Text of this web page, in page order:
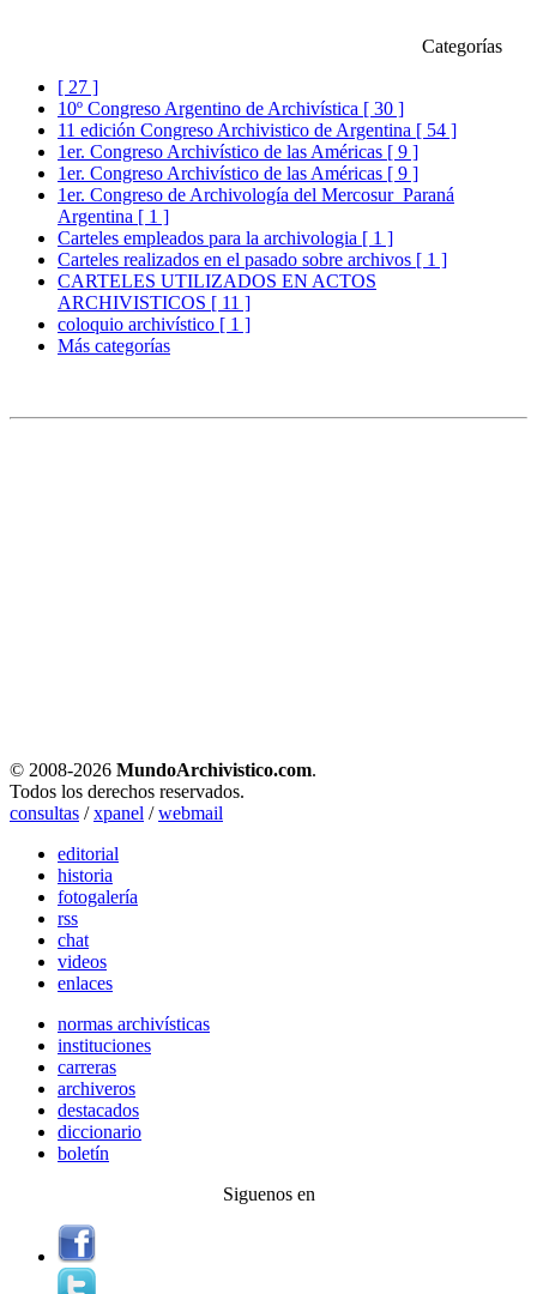
Categorías
[ 27 ]
10º Congreso Argentino de Archivística [ 30 ]
11 edición Congreso Archivistico de Argentina [ 54 ]
1er. Congreso Archivístico de las Américas [ 9 ]
1er. Congreso Archivístico de las Américas [ 9 ]
1er. Congreso de Archivología del Mercosur_Paraná
Argentina [ 1 ]
Carteles empleados para la archivologia [ 1 ]
Carteles realizados en el pasado sobre archivos [ 1 ]
CARTELES UTILIZADOS EN ACTOS
ARCHIVISTICOS [ 11 ]
coloquio archivístico [ 1 ]
Más categorías
© 2008-2026 MundoArchivistico.com.
Todos los derechos reservados.
consultas /xpanel /webmail
editorial
historia
fotogalería
rss
chat
videos
enlaces
normas archivísticas
instituciones
carreras
archiveros
destacados
diccionario
boletín
Siguenos en